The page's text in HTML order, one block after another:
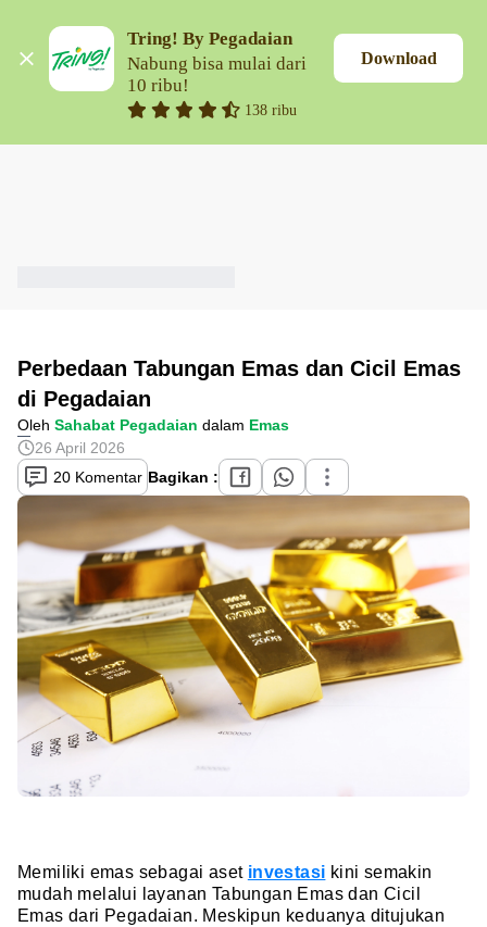
Tring! By Pegadaian
Nabung bisa mulai dari
10 ribu!
138 ribu
Download
Perbedaan Tabungan Emas dan Cicil Emas
di Pegadaian
Oleh Sahabat Pegadaian dalam Emas
26 April 2026
20 Komentar Bagikan :
Memiliki emas sebagai aset investasi kini semakin
mudah melalui layanan Tabungan Emas dan Cicil
Emas dari Pegadaian. Meskipun keduanya ditujukan